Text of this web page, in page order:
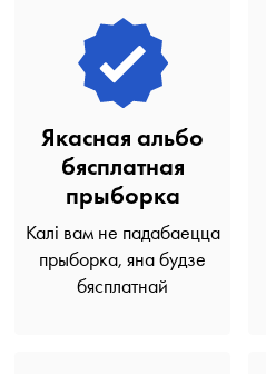
Якасная альбо
бясплатная
прыборка
Калі вам не падабаецца
прыборка, яна будзе
бясплатнай